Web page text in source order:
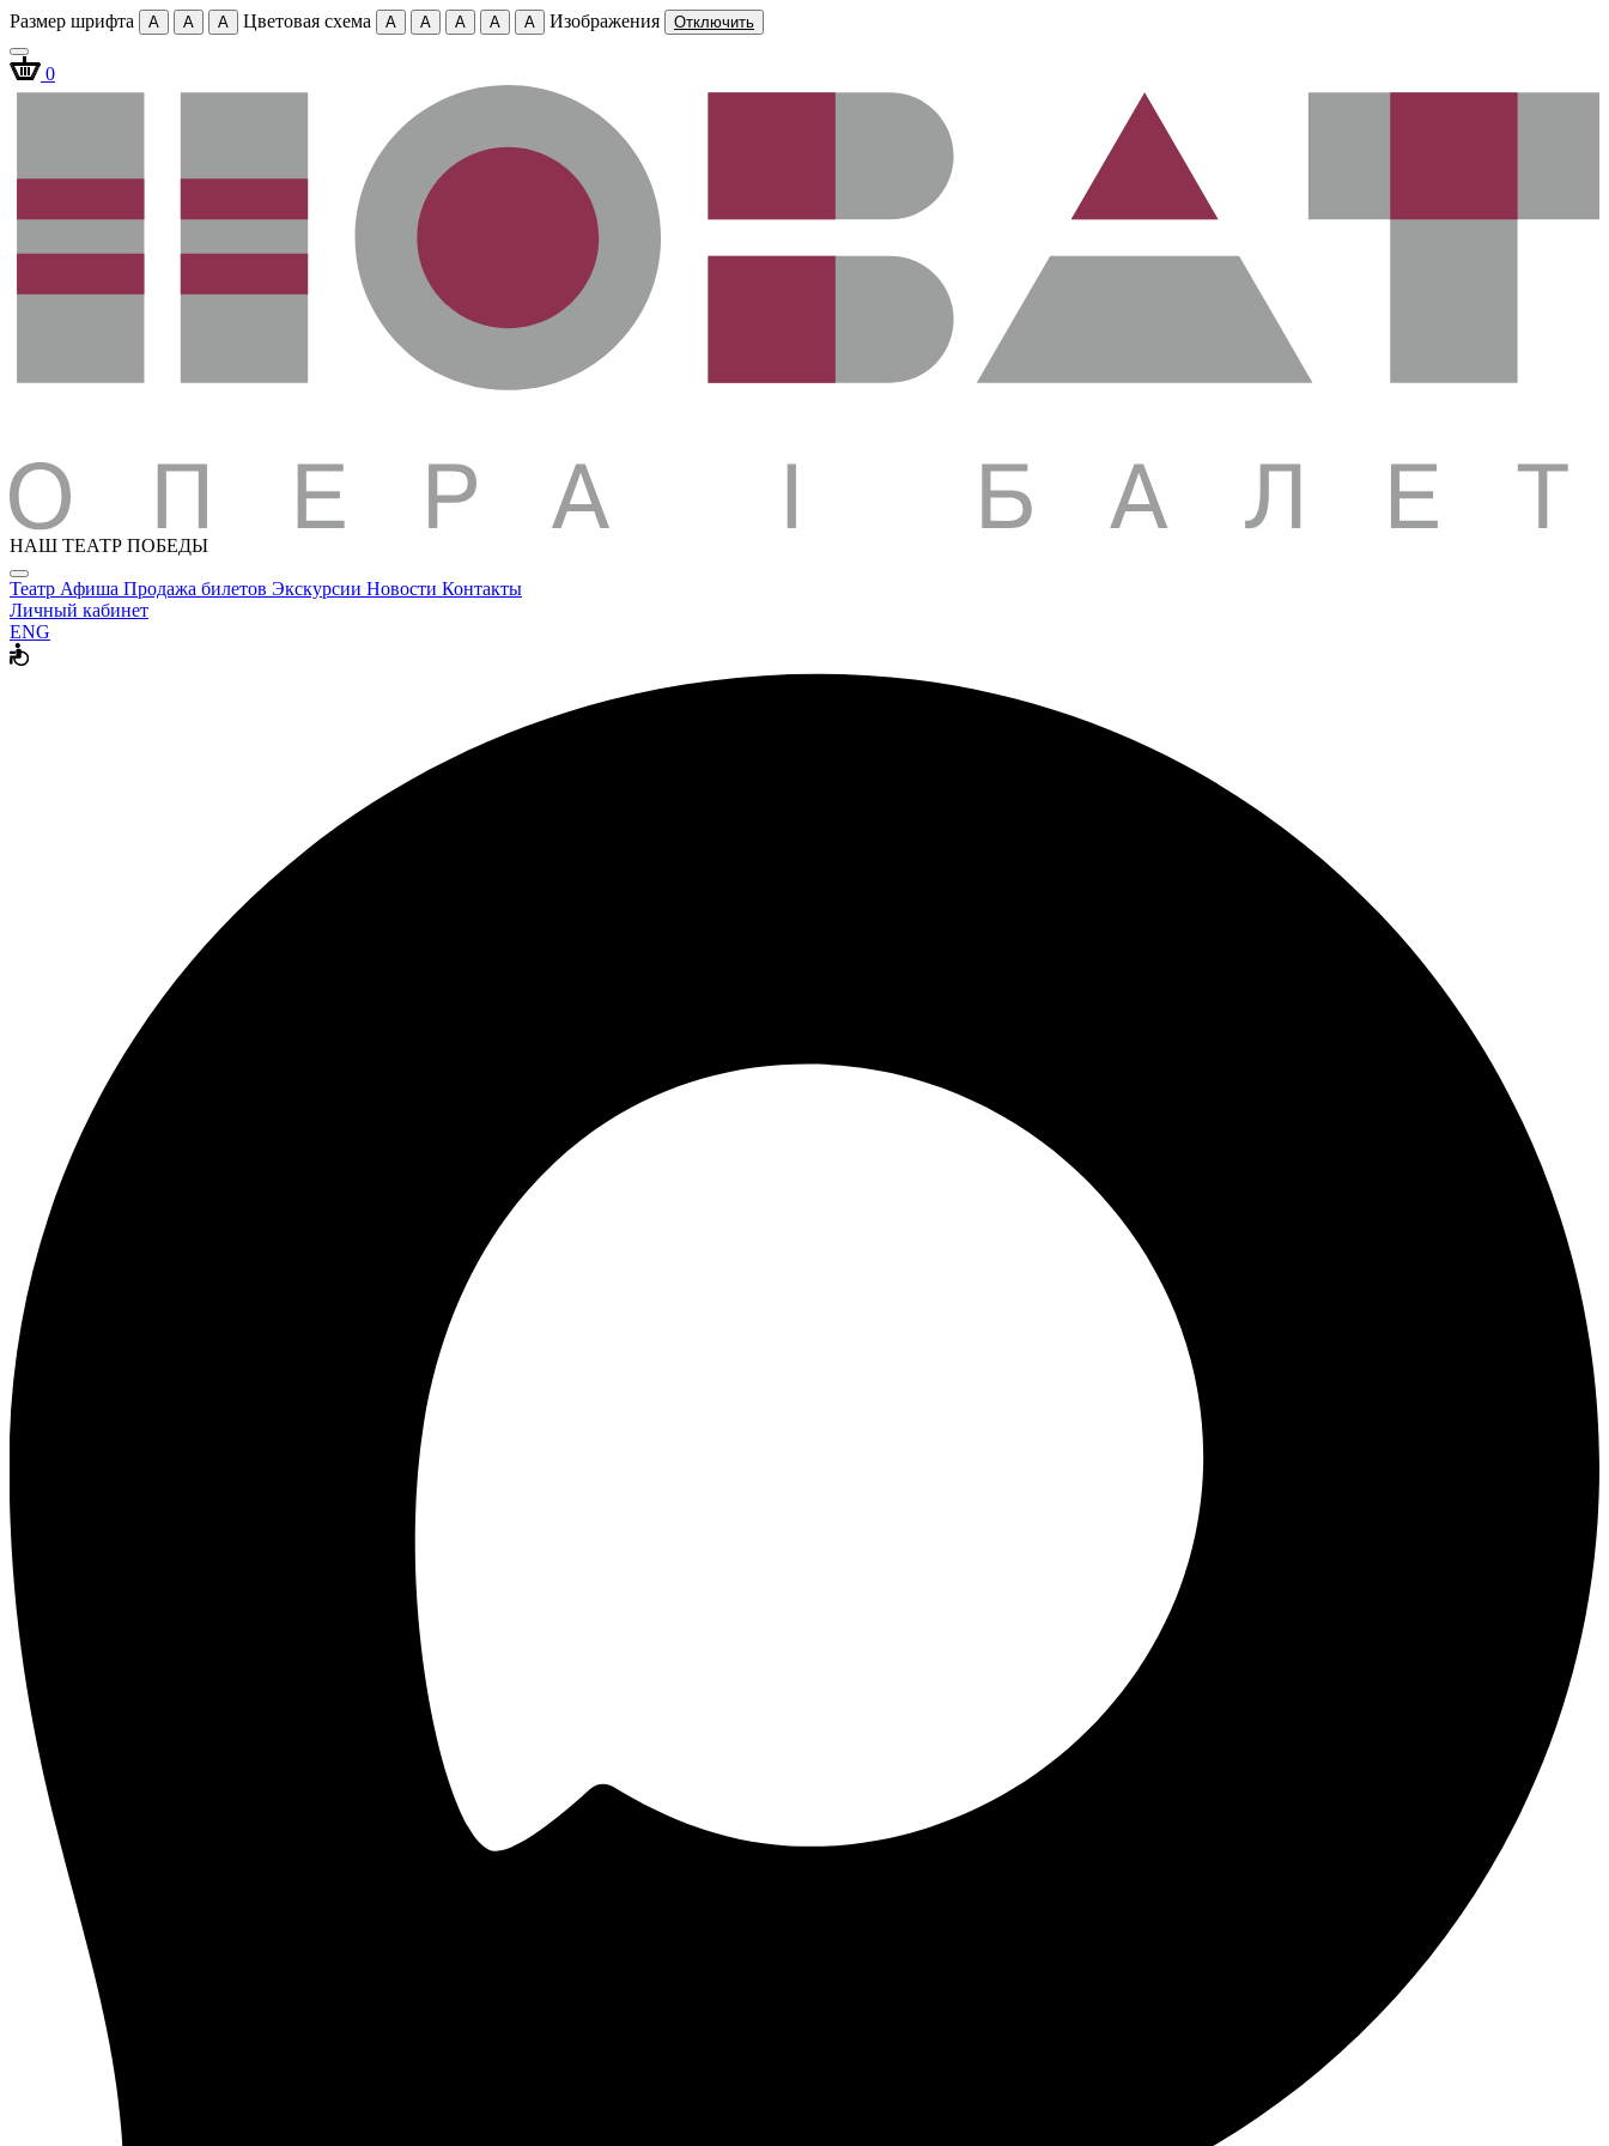
Размер шрифта A A A Цветовая схема A A A A A Изображения Отключить
0
НАШ ТЕАТР ПОБЕДЫ
Театр Афиша Продажа билетов Экскурсии Новости Контакты
Личный кабинет
ENG